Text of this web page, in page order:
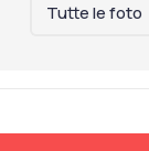
Tutte le foto